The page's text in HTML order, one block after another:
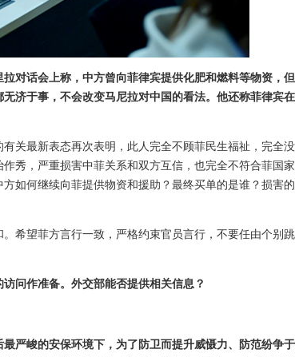
对话会上称，中方曾向菲律宾提供化肥和燃料等物资，
济于事，不会改变马尼拉对中国的看法。他还称菲律宾
关最新表态再次表明，此人完全不顾菲民生福祉，完全
秀，严重损害中菲关系和双方互信，也完全不符合菲国
如何继续向菲提供物资和援助？最终买单的是谁？损害
希望菲方言行一致，严格约束官员言行，不要任由个别
问作准备。外交部能否提供相关信息？
严峻的安保环境下，为了防卫而提升威慑力、防范纷争